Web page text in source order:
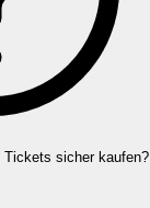
sicher kaufen?